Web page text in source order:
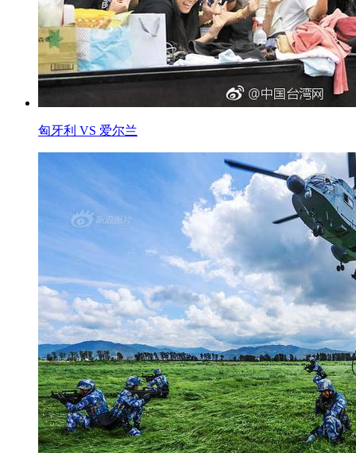
匈牙利 VS 爱尔兰